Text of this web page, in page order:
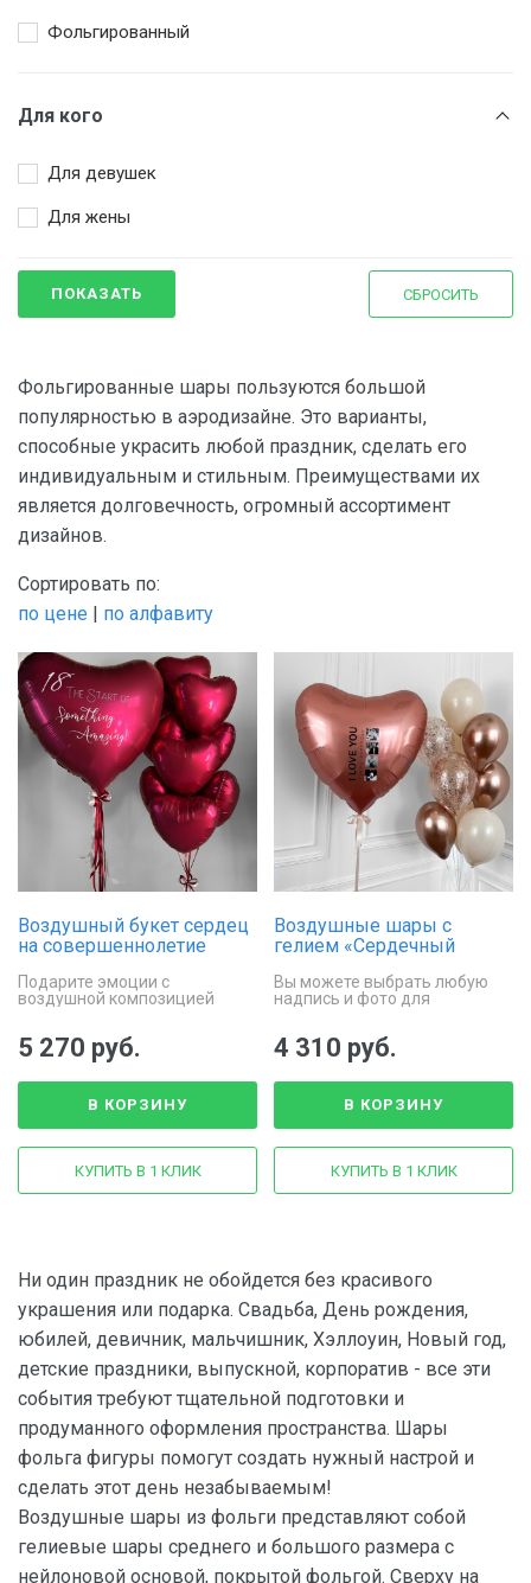
Фольгированный
Для кого
Для девушек
Для жены
ПОКАЗАТЬ СБРОСИТЬ
Фольгированные шары пользуются большой
популярностью в аэродизайне. Это варианты,
способные украсить любой праздник, сделать его
индивидуальным и стильным. Преимуществами их
является долговечность, огромный ассортимент
дизайнов.
Сортировать по:
по цене | по алфавиту
Воздушный букет сердец
на совершеннолетие
Подарите эмоции с
воздушной композицией
5 270 руб.
В КОРЗИНУ
КУПИТЬ В 1 КЛИК
Воздушные шары с
гелием «Сердечный
Вы можете выбрать любую
надпись и фото для
4 310 руб.
В КОРЗИНУ
КУПИТЬ В 1 КЛИК
Ни один праздник не обойдется без красивого
украшения или подарка. Свадьба, День рождения,
юбилей, девичник, мальчишник, Хэллоуин, Новый год,
детские праздники, выпускной, корпоратив - все эти
события требуют тщательной подготовки и
продуманного оформления пространства. Шары
фольга фигуры помогут создать нужный настрой и
сделать этот день незабываемым!
Воздушные шары из фольги представляют собой
гелиевые шары среднего и большого размера с
нейлоновой основой, покрытой фольгой. Сверху на